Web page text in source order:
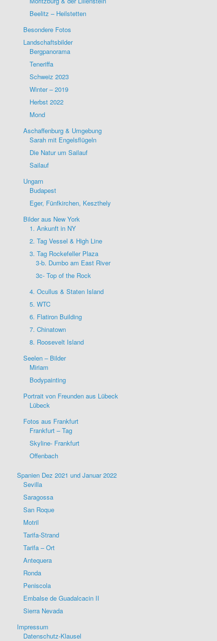
Beelitz – Heilstetten
Besondere Fotos
Landschaftsbilder
Bergpanorama
Teneriffa
Schweiz 2023
Winter – 2019
Herbst 2022
Mond
Aschaffenburg & Umgebung
Sarah mit Engelsflügeln
Die Natur um Sailauf
Sailauf
Ungarn
Budapest
Eger, Fünfkirchen, Keszthely
Bilder aus New York
1. Ankunft in NY
2. Tag Vessel & High Line
3. Tag Rockefeller Plaza
3-b. Dumbo am East River
3c- Top of the Rock
4. Ocullus & Staten Island
5. WTC
6. Flatiron Building
7. Chinatown
8. Roosevelt Island
Seelen – Bilder
Miriam
Bodypainting
Portrait von Freunden aus Lübeck
Lübeck
Fotos aus Frankfurt
Frankfurt – Tag
Skyline- Frankfurt
Offenbach
Spanien Dez 2021 und Januar 2022
Sevilla
Saragossa
San Roque
Motril
Tarifa-Strand
Tarifa – Ort
Antequera
Ronda
Peniscola
Embalse de Guadalcacin II
Sierra Nevada
Impressum
Datenschutz-Klausel